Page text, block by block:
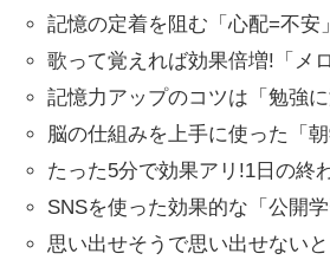
記憶の定着を阻む「心配=不安
歌って覚えれば効果倍増!「メ
記憶力アップのコツは「勉強
脳の仕組みを上手に使った「
たった5分で効果アリ!1日の終
SNSを使った効果的な「公開
思い出せそうで思い出せない